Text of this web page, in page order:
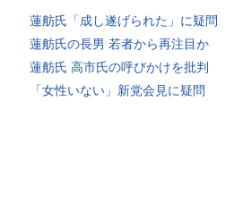
蓮舫氏「成し遂げられた」に疑問
蓮舫氏の長男 若者から再注目か
蓮舫氏 高市氏の呼びかけを批判
「女性いない」新党会見に疑問